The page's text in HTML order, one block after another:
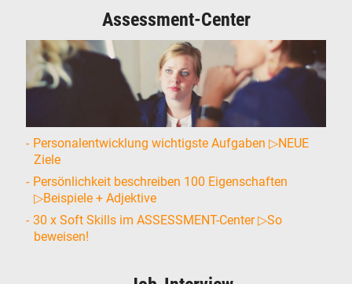
Assessment-Center
Personalentwicklung wichtigste Aufgaben ▷NEUE
Ziele
Persönlichkeit beschreiben 100 Eigenschaften
▷Beispiele + Adjektive
30 x Soft Skills im ASSESSMENT-Center ▷So
beweisen!